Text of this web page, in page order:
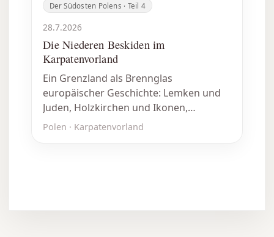
Der Südosten Polens · Teil 4
28.7.2026
Die Niederen Beskiden im
Karpatenvorland
Ein Grenzland als Brennglas
europäischer Geschichte: Lemken und
Juden, Holzkirchen und Ikonen,
Vertreibung und Krieg.
Polen · Karpatenvorland